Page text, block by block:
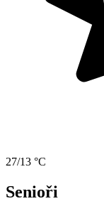
27/13 °C
Senioři